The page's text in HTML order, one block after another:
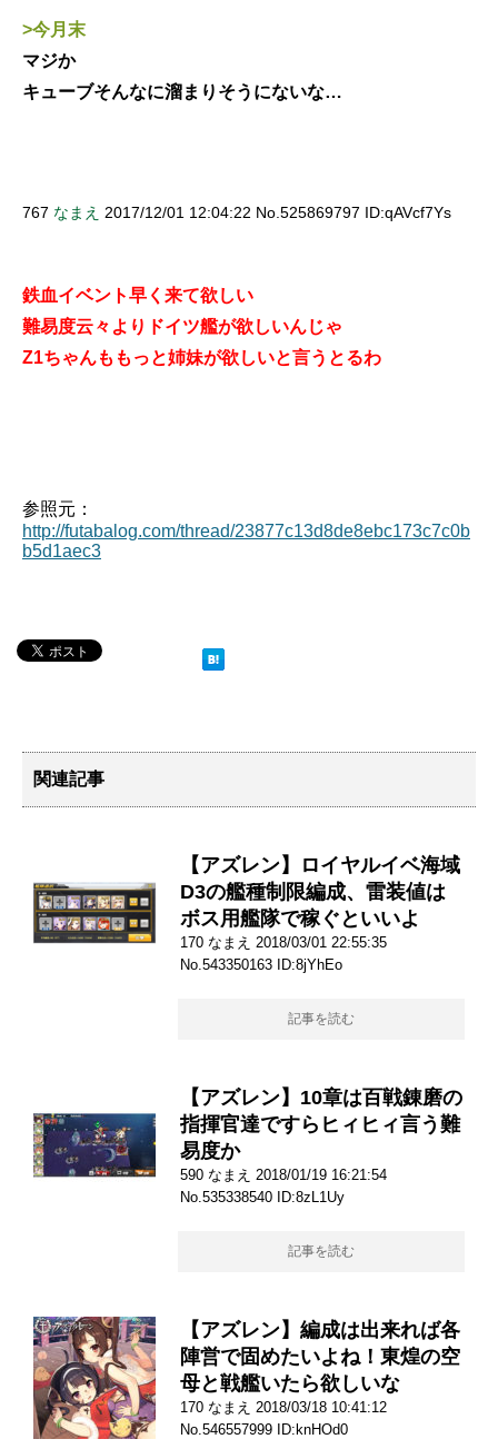
>今月末
マジか
キューブそんなに溜まりそうにないな…
767 なまえ 2017/12/01 12:04:22 No.525869797 ID:qAVcf7Ys
鉄血イベント早く来て欲しい
難易度云々よりドイツ艦が欲しいんじゃ
Z1ちゃんももっと姉妹が欲しいと言うとるわ
参照元：
http://futabalog.com/thread/23877c13d8de8ebc173c7c0b
b5d1aec3
関連記事
【アズレン】ロイヤルイベ海域
D3の艦種制限編成、雷装値は
ボス用艦隊で稼ぐといいよ
170 なまえ 2018/03/01 22:55:35
No.543350163 ID:8jYhEo
記事を読む
【アズレン】10章は百戦錬磨の
指揮官達ですらヒィヒィ言う難
易度か
590 なまえ 2018/01/19 16:21:54
No.535338540 ID:8zL1Uy
記事を読む
【アズレン】編成は出来れば各
陣営で固めたいよね！東煌の空
母と戦艦いたら欲しいな
170 なまえ 2018/03/18 10:41:12
No.546557999 ID:knHOd0